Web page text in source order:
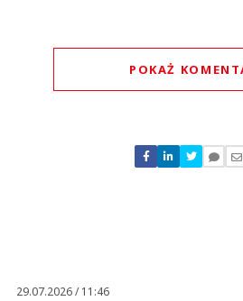
POKAŻ
Nie znaleziono
Zostaw swoje
29.07.2026 / 11:46